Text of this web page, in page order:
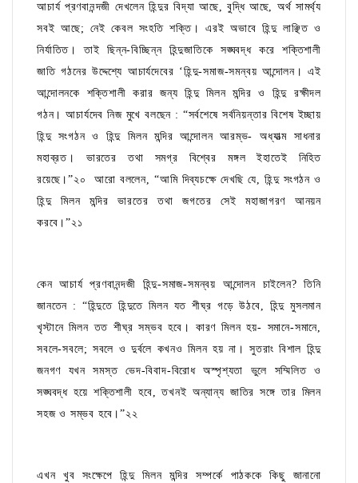
আচার্য প্রণবানন্দজী দেখলেন হিন্দুর বিদ্যা আছে, বুদ্ধি আছে, অর্থ সামর্থ্য
সবই আছে; নেই কেবল সংহতি শক্তি। এরই অভাবে হিন্দু লাঞ্ছিত ও
নির্যাতিত। তাই ছিন্ন-বিচ্ছিন্ন হিন্দুজাতিকে সঙ্ঘবদ্ধ করে শক্তিশালী
জাতি গঠনের উদ্দেশ্যে আচার্যদেবের ‘হিন্দু-সমাজ-সমন্বয় আন্দোলন। এই
আন্দোলনকে শক্তিশালী করার জন্য হিন্দু মিলন মন্দির ও হিন্দু রক্ষীদল
গঠন। আচার্যদেব নিজ মুখে বলছেন : “সর্বশেষে সর্বনিয়ন্তার বিশেষ ইচ্ছায়
হিন্দু সংগঠন ও হিন্দু মিলন মন্দির আন্দোলন আরম্ভ- অধ্যাত্ম সাধনার
মহাব্রত। ভারতের তথা সমগ্র বিশ্বের মঙ্গল ইহাতেই নিহিত
রয়েছে।”২০ আরো বললেন, “আমি দিব্যচক্ষে দেখছি যে, হিন্দু সংগঠন ও
হিন্দু মিলন মন্দির ভারতের তথা জগতের সেই মহাজাগরণ আনয়ন
করবে।”২১
কেন আচার্য প্রণবানন্দজী হিন্দু-সমাজ-সমন্বয় আন্দোলন চাইলেন? তিনি
জানতেন : “হিন্দুতে হিন্দুতে মিলন যত শীঘ্র গড়ে উঠবে, হিন্দু মুসলমান
খৃস্টানে মিলন তত শীঘ্র সম্ভব হবে। কারণ মিলন হয়- সমানে-সমানে,
সবলে-সবলে; সবলে ও দুর্বলে কখনও মিলন হয় না। সুতরাং বিশাল হিন্দু
জনগণ যখন সমস্ত ভেদ-বিবাদ-বিরোধ অস্পৃশ্যতা ভুলে সম্মিলিত ও
সঙ্ঘবদ্ধ হয়ে শক্তিশালী হবে, তখনই অন্যান্য জাতির সঙ্গে তার মিলন
সহজ ও সম্ভব হবে।”২২
এখন খুব সংক্ষেপে হিন্দু মিলন মন্দির সম্পর্কে পাঠককে কিছু জানানো